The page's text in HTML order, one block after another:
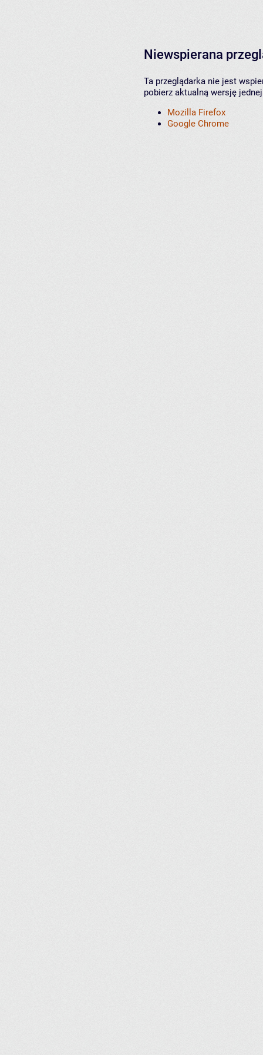
Niewspierana
Ta przeglądarka nie jest
pobierz aktualną wersję
Mozilla Firefox
Google Chrome